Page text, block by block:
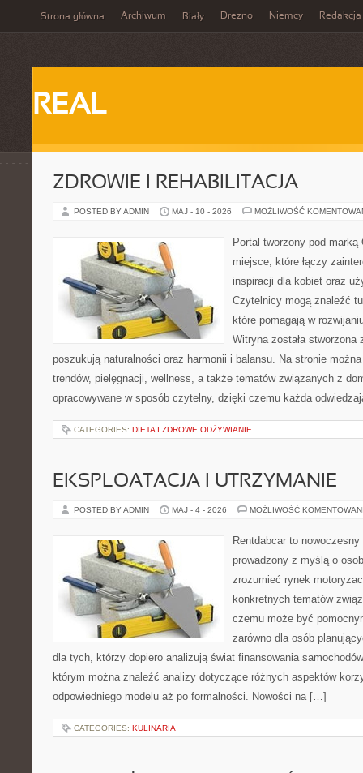
Strona główna Archiwum Biały Drezno Niemcy Redakcja
REAL
ZDROWIE I REHABILITACJA
POSTED BY ADMIN MAJ - 10 - 2026 MOŻLIWOŚĆ
Portal tworzony pod
miejsce, które łączy
inspiracji dla kobiet oraz
Czytelnicy mogą znaleźć
które pomagają w
Witryna została
poszukują naturalności oraz harmonii i balansu. Na stronie
trendów, pielęgnacji, wellness, a także tematów związanych z
opracowywane w sposób czytelny, dzięki czemu każda
CATEGORIES: DIETA I ZDROWE ODŻYWIANIE
EKSPLOATACJA I UTRZYMANIE
POSTED BY ADMIN MAJ - 4 - 2026 MOŻLIWOŚĆ
Rentdabcar to
prowadzony z myślą o
zrozumieć rynek
konkretnych tematów
czemu może być
zarówno dla osób
dla tych, którzy dopiero analizują świat finansowania
którym można znaleźć analizy dotyczące różnych aspektów
odpowiedniego modelu aż po formalności. Nowości na […]
CATEGORIES: KULINARIA